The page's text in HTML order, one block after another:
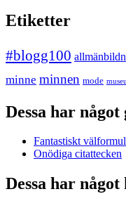
Etiketter
#blogg100
minne minnen mode
Dessa har något
Fantastiskt
Onödiga citattecken
Dessa har